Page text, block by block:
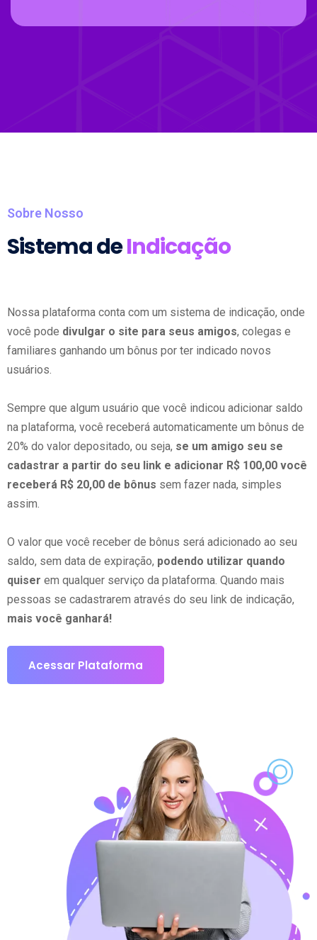
Sobre Nosso
Sistema deIndicação
Nossa plataforma conta com um sistema de indicação, onde
você pode divulgar o site para seus amigos, colegas e
familiares ganhando um bônus por ter indicado novos
usuários.
Sempre que algum usuário que você indicou adicionar saldo
na plataforma, você receberá automaticamente um bônus de
20% do valor depositado, ou seja, se um amigo seu se
cadastrar a partir do seu link e adicionar R$ 100,00 você
receberá R$ 20,00 de bônus sem fazer nada, simples
assim.
O valor que você receber de bônus será adicionado ao seu
saldo, sem data de expiração, podendo utilizar quando
quiser em qualquer serviço da plataforma. Quando mais
pessoas se cadastrarem através do seu link de indicação,
mais você ganhará!
Acessar Plataforma